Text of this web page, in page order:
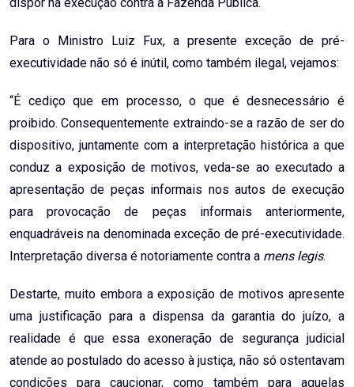
dispor na execução contra a Fazenda Pública.
Para o Ministro Luiz Fux, a presente exceção de pré-
executividade não só é inútil, como também ilegal, vejamos:
“É cediço que em processo, o que é desnecessário é
proibido. Consequentemente extraindo-se a razão de ser do
dispositivo, juntamente com a interpretação histórica a que
conduz a exposição de motivos, veda-se ao executado a
apresentação de peças informais nos autos de execução
para provocação de peças informais anteriormente,
enquadráveis na denominada exceção de pré-executividade.
Interpretação diversa é notoriamente contra a mens legis.
Destarte, muito embora a exposição de motivos apresente
uma justificação para a dispensa da garantia do juízo, a
realidade é que essa exoneração de segurança judicial
atende ao postulado do acesso à justiça, não só ostentavam
condições para caucionar, como também para aquelas